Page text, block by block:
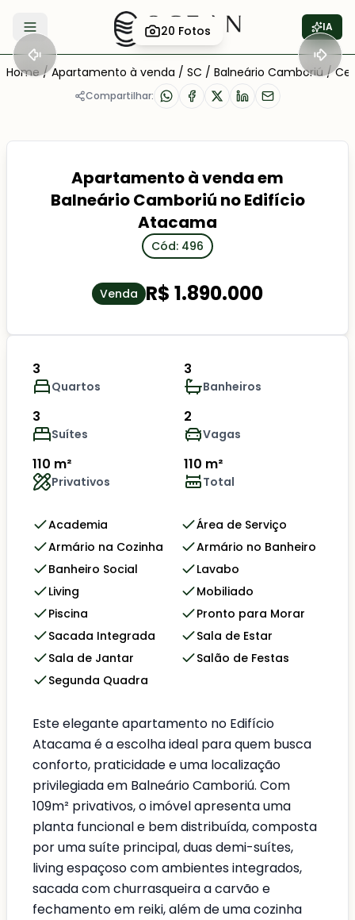
Abrir menu IA
20 Fotos
Home / Apartamento à venda / SC / Balneário Camboriú /
Compartilhar:
Apartamento à venda em
Balneário Camboriú no Edifício
Atacama
Cód: 496
Venda R$ 1.890.000
3
Quartos
3
Banheiros
3
Suítes
2
Vagas
110 m²
Privativos
110 m²
Total
Academia
Área de Serviço
Armário na Cozinha
Armário no Banheiro
Banheiro Social
Lavabo
Living
Mobiliado
Piscina
Pronto para Morar
Sacada Integrada
Sala de Estar
Sala de Jantar
Salão de Festas
Segunda Quadra
Este elegante apartamento no Edifício
Atacama é a escolha ideal para quem busca
conforto, praticidade e uma localização
privilegiada em Balneário Camboriú. Com
109m² privativos, o imóvel apresenta uma
planta funcional e bem distribuída, composta
por uma suíte principal, duas demi-suítes,
living espaçoso com ambientes integrados,
sacada com churrasqueira a carvão e
fechamento em reiki, além de uma cozinha